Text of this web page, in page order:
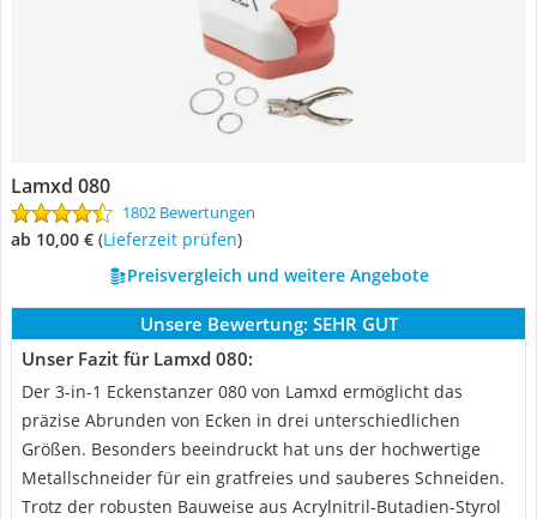
Lamxd 080
1802 Bewertungen
ab 10,00 € (Lieferzeit prüfen)
Preisvergleich und weitere Angebote
Unsere Bewertung: SEHR GUT
Unser Fazit für Lamxd 080:
Der 3-in-1 Eckenstanzer 080 von Lamxd ermöglicht das
präzise Abrunden von Ecken in drei unterschiedlichen
Größen. Besonders beeindruckt hat uns der hochwertige
Metallschneider für ein gratfreies und sauberes Schneiden.
Trotz der robusten Bauweise aus Acrylnitril-Butadien-Styrol